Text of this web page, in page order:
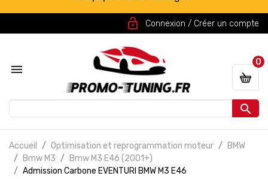
lock_open Connexion / Créer un compte


0
Accueil Optimisation et reprogrammation moteur
BMW
Bmw M3
Bmw M3 E46 (2001+)
Admission Carbone EVENTURI BMW M3 E46